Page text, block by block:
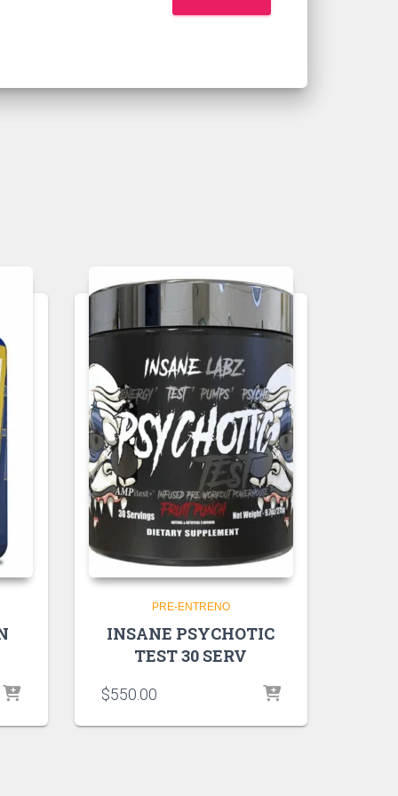
PRE-ENTRENO
INSANE PSYCHOTIC
TEST 30 SERV
$550.00